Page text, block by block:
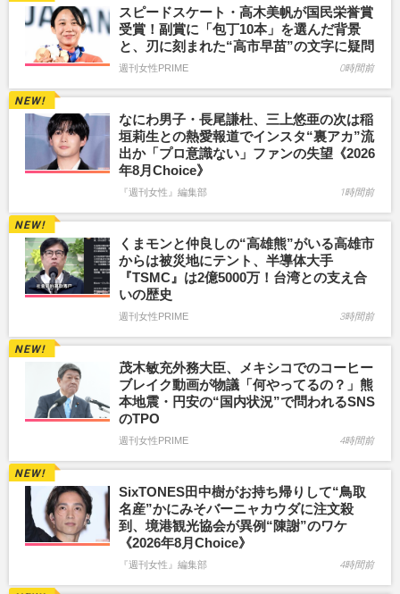
スピードスケート・高木美帆が国民栄誉賞
受賞！副賞に「包丁10本」を選んだ背景
と、刃に刻まれた“高市早苗”の文字に疑問
週刊女性PRIME 0時間前
なにわ男子・長尾謙杜、三上悠亜の次は稲
垣莉生との熱愛報道でインスタ“裏アカ”流
出か「プロ意識ない」ファンの失望《2026
年8月Choice》
『週刊女性』編集部 1時間前
くまモンと仲良しの“高雄熊”がいる高雄市
からは被災地にテント、半導体大手
『TSMC』は2億5000万！台湾との支え合
いの歴史
週刊女性PRIME 3時間前
茂木敏充外務大臣、メキシコでのコーヒー
ブレイク動画が物議「何やってるの？」熊
本地震・円安の“国内状況”で問われるSNS
のTPO
週刊女性PRIME 4時間前
SixTONES田中樹がお持ち帰りして“鳥取
名産”かにみそバーニャカウダに注文殺
到、境港観光協会が異例“陳謝”のワケ
《2026年8月Choice》
『週刊女性』編集部 4時間前